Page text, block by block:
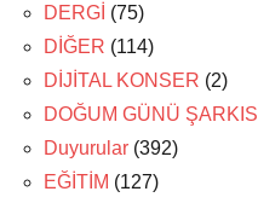
DERGİ (75)
DİĞER (114)
DİJİTAL KONSER (2)
DOĞUM GÜNÜ ŞARKISI
Duyurular (392)
EĞİTİM (127)